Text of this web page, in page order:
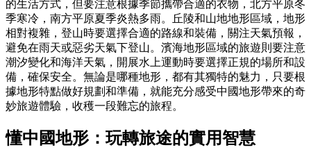
的生活方式，但要注意根據季節攜帶合適的衣物，北方平原冬
季寒冷，南方平原夏季炎熱多雨。丘陵和山地地形區域，地形
相對複雜，登山時要選擇合適的路線和裝備，關注天氣預報，
避免在雨天或惡劣天氣下登山。濱海地形區域的旅遊則要注意
潮汐變化和海洋天氣，開展水上運動時要選擇正規的場所和設
備，確保安全。無論是哪種地形，都有其獨特的魅力，只要根
據地形特點做好規劃和準備，就能充分感受中國地形帶來的奇
妙旅遊體驗，收穫一段難忘的旅程。
懂中國地形：玩轉旅途的實用智慧